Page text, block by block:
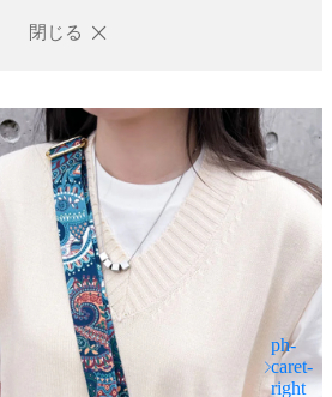
閉じる